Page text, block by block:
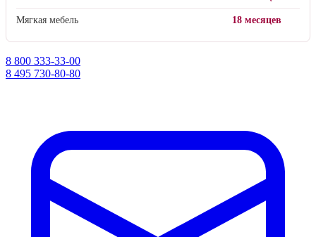
Мягкая мебель 18 месяцев
8 800 333-33-00
8 495 730-80-80